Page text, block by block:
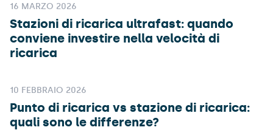
16 MARZO 2026
Stazioni di ricarica ultrafast: quando
conviene investire nella velocità di
ricarica
10 FEBBRAIO 2026
Punto di ricarica vs stazione di ricarica:
quali sono le differenze?